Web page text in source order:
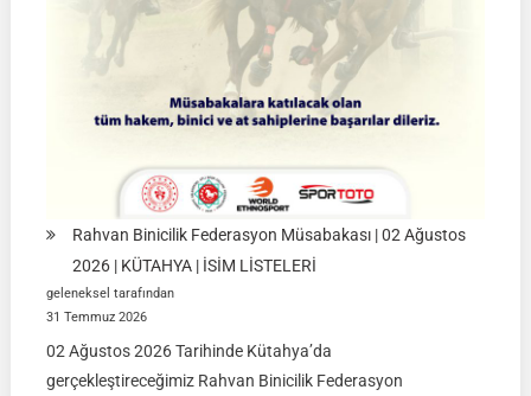
2026
İSTANBUL
Rahvan Binicilik Federasyon Müsabakası | 02 Ağustos
2026 | KÜTAHYA | İSİM LİSTELERİ
geleneksel tarafından
31 Temmuz 2026
02 Ağustos 2026 Tarihinde Kütahya’da
gerçekleştireceğimiz Rahvan Binicilik Federasyon